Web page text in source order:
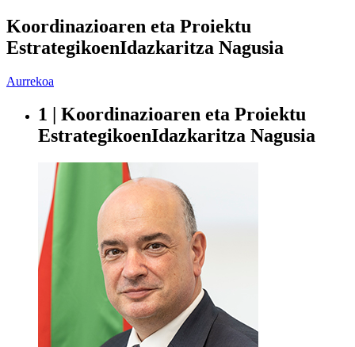
Koordinazioaren eta Proiektu
EstrategikoenIdazkaritza Nagusia
Aurrekoa
1 | Koordinazioaren eta Proiektu
EstrategikoenIdazkaritza Nagusia